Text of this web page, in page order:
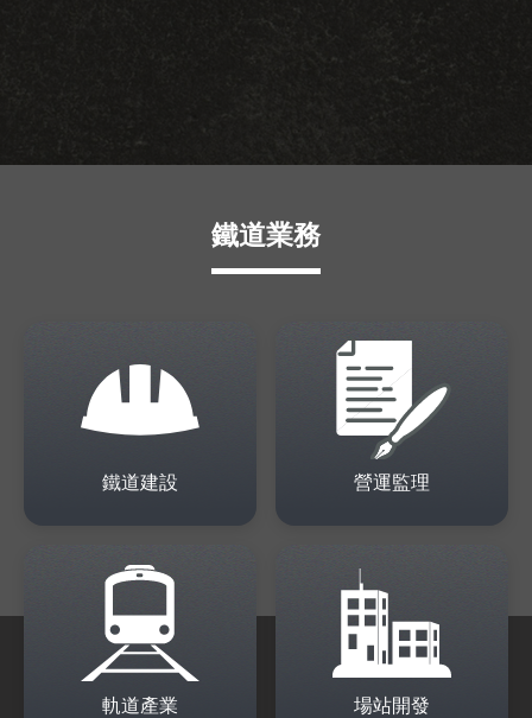
鐵道業務
鐵道建設 營運監理
軌道產業 場站開發